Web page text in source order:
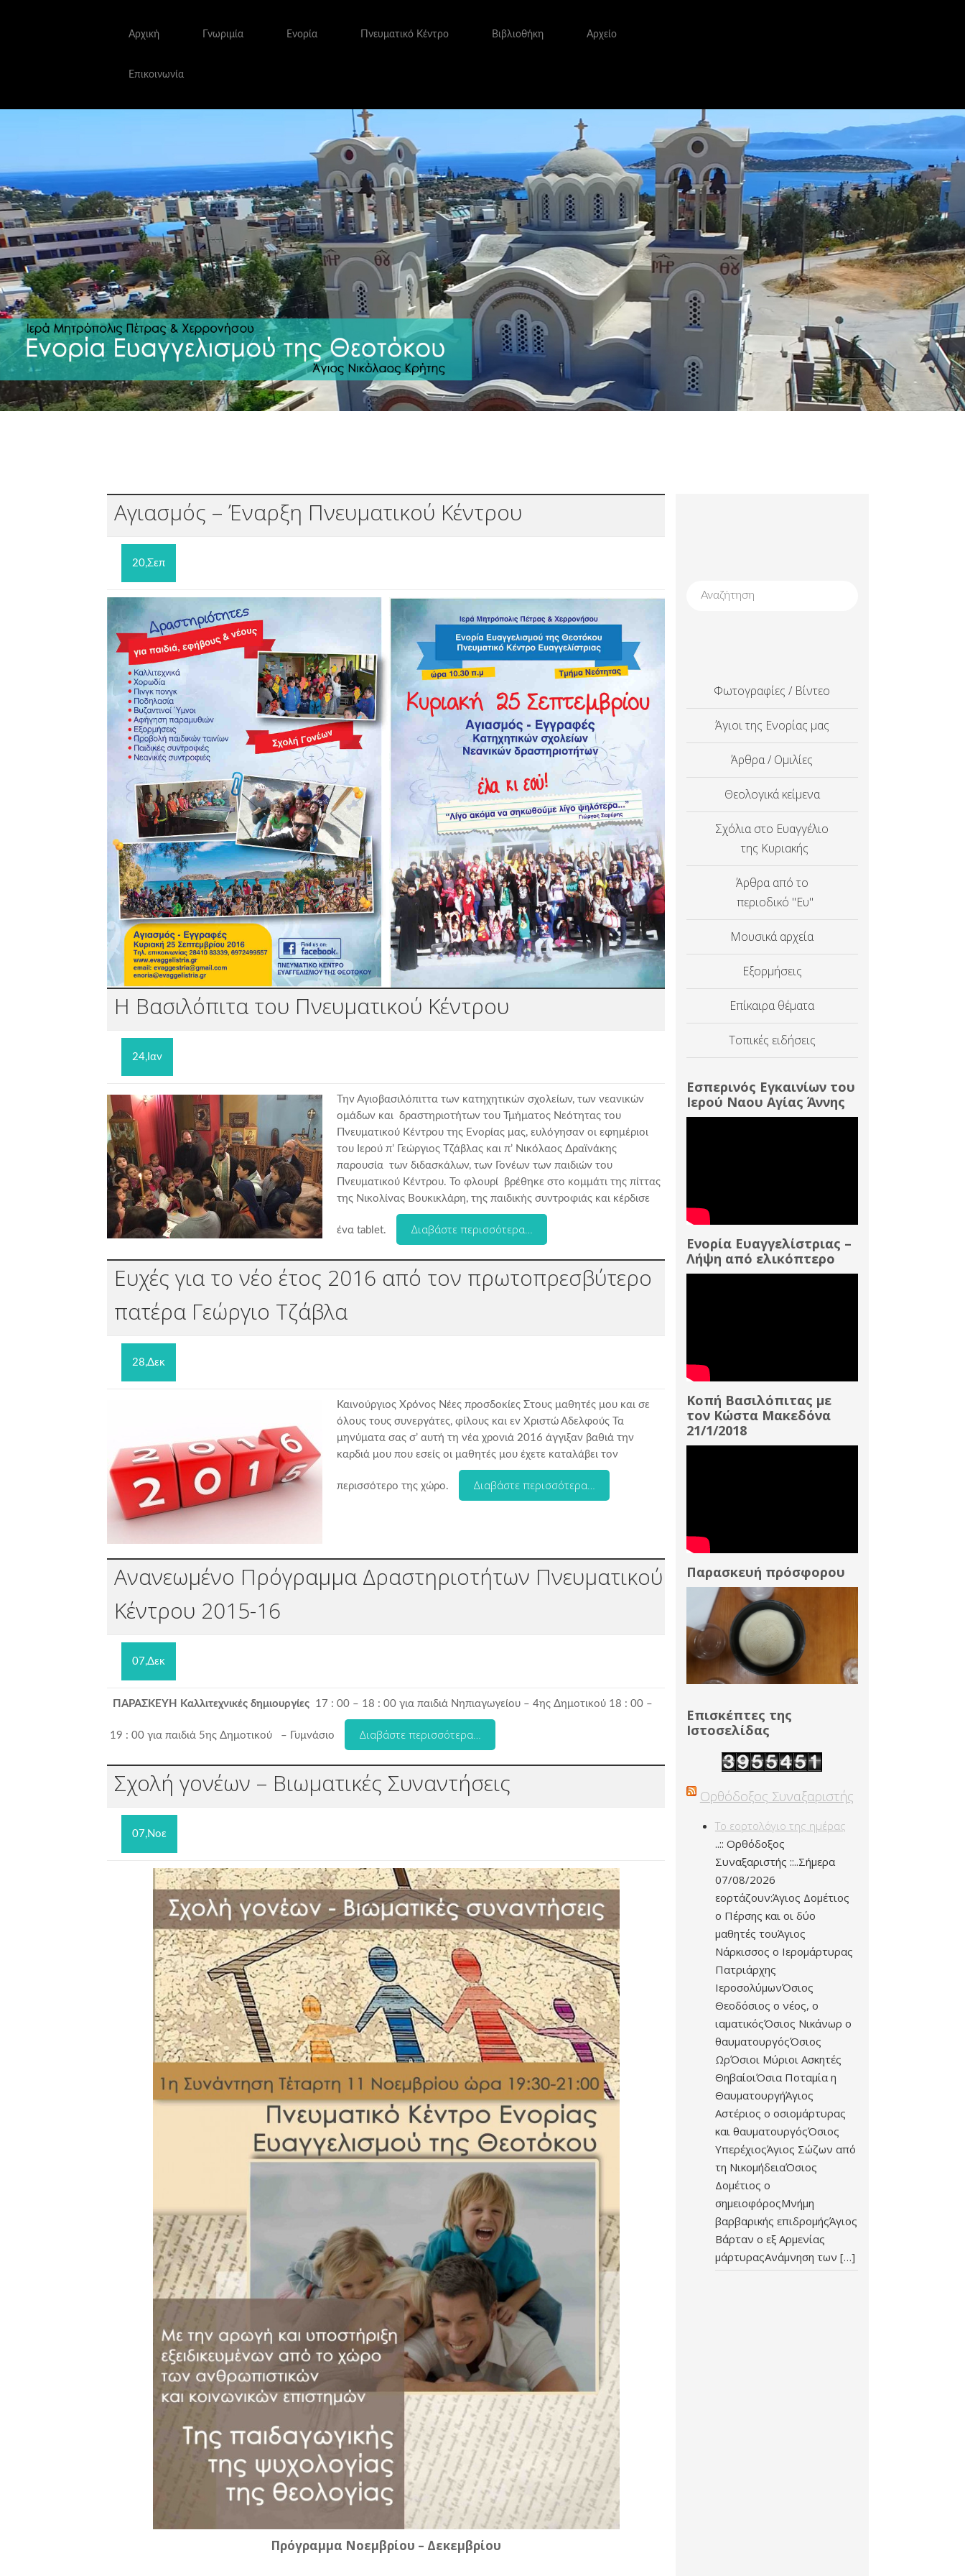
Αρχική Γνωριμία Ενορία Πνευματικό Κέντρο Βιβλιοθήκη Αρχείο
Επικοινωνία
Αγιασμός – Έναρξη Πνευματικού Κέντρου
20,Σεπ
Η Βασιλόπιτα του Πνευματικού Κέντρου
24,Ιαν
Την Αγιοβασιλόπιττα των κατηχητικών σχολείων, των νεανικών
ομάδων και δραστηριοτήτων του Τμήματος Νεότητας του
Πνευματικού Κέντρου της Ενορίας μας, ευλόγησαν οι εφημέριοι
του Ιερού π’ Γεώργιος Τζάβλας και π’ Νικόλαος Δραϊνάκης
παρουσία των διδασκάλων, των Γονέων των παιδιών του
Πνευματικού Κέντρου. Το φλουρί βρέθηκε στο κομμάτι της πίττας
της Νικολίνας Βουκικλάρη, της παιδικής συντροφιάς και κέρδισε
ένα tablet. Διαβάστε περισσότερα…
Ευχές για το νέο έτος 2016 από τον πρωτοπρεσβύτερο
πατέρα Γεώργιο Τζάβλα
28,Δεκ
Καινούργιος Χρόνος Νέες προσδοκίες Στους μαθητές μου και σε
όλους τους συνεργάτες, φίλους και εν Χριστώ Αδελφούς Τα
μηνύματα σας σ’ αυτή τη νέα χρονιά 2016 άγγιξαν βαθιά την
καρδιά μου που εσείς οι μαθητές μου έχετε καταλάβει τον
περισσότερο της χώρο. Διαβάστε περισσότερα…
Ανανεωμένο Πρόγραμμα Δραστηριοτήτων Πνευματικού
Κέντρου 2015-16
07,Δεκ
ΠΑΡΑΣΚΕΥΗ Καλλιτεχνικές δημιουργίες 17 : 00 – 18 : 00 για παιδιά Νηπιαγωγείου – 4ης Δημοτικού 18 : 00 –
19 : 00 για παιδιά 5ης Δημοτικού – Γυμνάσιο Διαβάστε περισσότερα…
Σχολή γονέων – Βιωματικές Συναντήσεις
07,Νοε
Πρόγραμμα Νοεμβρίου – Δεκεμβρίου
Φωτογραφίες / Βίντεο
Άγιοι της Ενορίας μας
Άρθρα / Ομιλίες
Θεολογικά κείμενα
Σχόλια στο Ευαγγέλιο
της Κυριακής
Άρθρα από το
περιοδικό "Ευ"
Μουσικά αρχεία
Εξορμήσεις
Επίκαιρα θέματα
Τοπικές ειδήσεις
Εσπερινός Εγκαινίων του
Ιερού Ναου Αγίας Άννης
Ενορία Ευαγγελίστριας –
Λήψη από ελικόπτερο
Κοπή Βασιλόπιτας με
τον Κώστα Μακεδόνα
21/1/2018
Παρασκευή πρόσφορου
Επισκέπτες της
Ιστοσελίδας
Ορθόδοξος Συναξαριστής
Το εορτολόγιο της ημέρας
..:: Ορθόδοξος
Συναξαριστής ::..Σήμερα
07/08/2026
εορτάζουν:Άγιος Δομέτιος
ο Πέρσης και οι δύο
μαθητές τουΆγιος
Νάρκισσος ο Ιερομάρτυρας
Πατριάρχης
ΙεροσολύμωνΌσιος
Θεοδόσιος ο νέος, ο
ιαματικόςΌσιος Νικάνωρ ο
θαυματουργόςΌσιος
ΩρΌσιοι Μύριοι Ασκητές
ΘηβαίοιΌσια Ποταμία η
ΘαυματουργήΆγιος
Αστέριος ο οσιομάρτυρας
και θαυματουργόςΌσιος
ΥπερέχιοςΆγιος Σώζων από
τη ΝικομήδειαΌσιος
Δομέτιος ο
σημειοφόροςΜνήμη
βαρβαρικής επιδρομήςΆγιος
Βάρταν ο εξ Αρμενίας
μάρτυραςΑνάμνηση των […]